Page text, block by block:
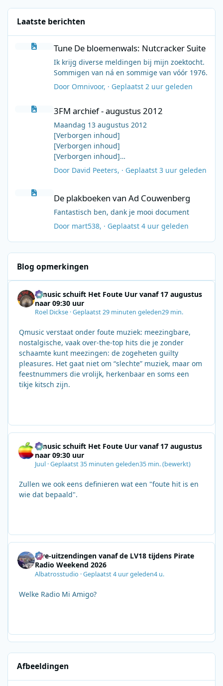
Laatste berichten
Tune De bloemenwals: Nutcracker Suite
Tune De bloemenwals: Nutcracker Suite
Ik krijg diverse meldingen bij mijn zoektocht.
Sommigen van ná en sommige van vóór 1976.
Door Omnivoor, · Geplaatst 2 uur geleden
3FM archief - augustus 2012
3FM archief - augustus 2012
Maandag 13 augustus 2012
[Verborgen inhoud]
[Verborgen inhoud]
[Verborgen inhoud]
[Verborgen inhoud]
[Verborgen inhoud]
[Verborgen inhoud]
[Verborgen inhoud]
Door David Peeters, · Geplaatst 3 uur geleden
De plakboeken van Ad Couwenberg
De plakboeken van Ad Couwenberg
Fantastisch ben, dank je mooi document
Door mart538, · Geplaatst 4 uur geleden
Blog opmerkingen
Qmusic schuift Het Foute Uur vanaf 17 augustus
naar 09:30 uur
Roel Dickse ·Geplaatst29 minuten geleden29 min.
Qmusic verstaat onder foute muziek: meezingbare,
nostalgische, vaak over‑the‑top hits die je zonder
schaamte kunt meezingen: de zogeheten guilty
pleasures. Het gaat niet om “slechte” muziek, maar om
feestnummers die vrolijk, herkenbaar en soms een
tikje kitsch zijn.
Qmusic schuift Het Foute Uur vanaf 17 augustus
naar 09:30 uur
Juul ·Geplaatst35 minuten geleden35 min.(bewerkt)
Zullen we ook eens definieren wat een "foute hit is en
wie dat bepaald".
Live-uitzendingen vanaf de LV18 tijdens Pirate
Radio Weekend 2026
Albatrosstudio ·Geplaatst4 uur geleden4 u.
Welke Radio Mi Amigo?
Afbeeldingen